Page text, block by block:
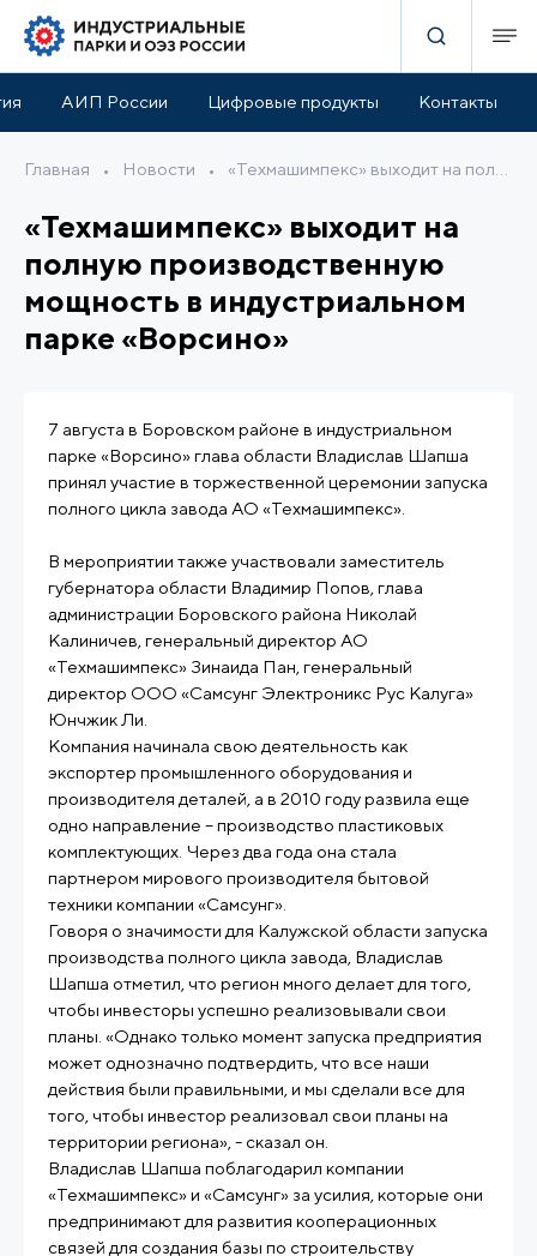
АИП России Цифровые продукты Контакты
Главная • Новости •
«Техмашимпекс» выходит на
полную производственную
мощность в индустриальном
парке «Ворсино»
7 августа в Боровском районе в индустриальном
парке «Ворсино» глава области Владислав Шапша
принял участие в торжественной церемонии запуска
полного цикла завода АО «Техмашимпекс».
В мероприятии также участвовали заместитель
губернатора области Владимир Попов, глава
администрации Боровского района Николай
Калиничев, генеральный директор АО
«Техмашимпекс» Зинаида Пан, генеральный
директор ООО «Самсунг Электроникс Рус Калуга»
Юнчжик Ли.
Компания начинала свою деятельность как
экспортер промышленного оборудования и
производителя деталей, а в 2010 году развила еще
одно направление – производство пластиковых
комплектующих. Через два года она стала
партнером мирового производителя бытовой
техники компании «Самсунг».
Говоря о значимости для Калужской области запуска
производства полного цикла завода, Владислав
Шапша отметил, что регион много делает для того,
чтобы инвесторы успешно реализовывали свои
планы. «Однако только момент запуска предприятия
может однозначно подтвердить, что все наши
действия были правильными, и мы сделали все для
того, чтобы инвестор реализовал свои планы на
территории региона», - сказал он.
Владислав Шапша поблагодарил компании
«Техмашимпекс» и «Самсунг» за усилия, которые они
предпринимают для развития кооперационных
связей для создания базы по строительству